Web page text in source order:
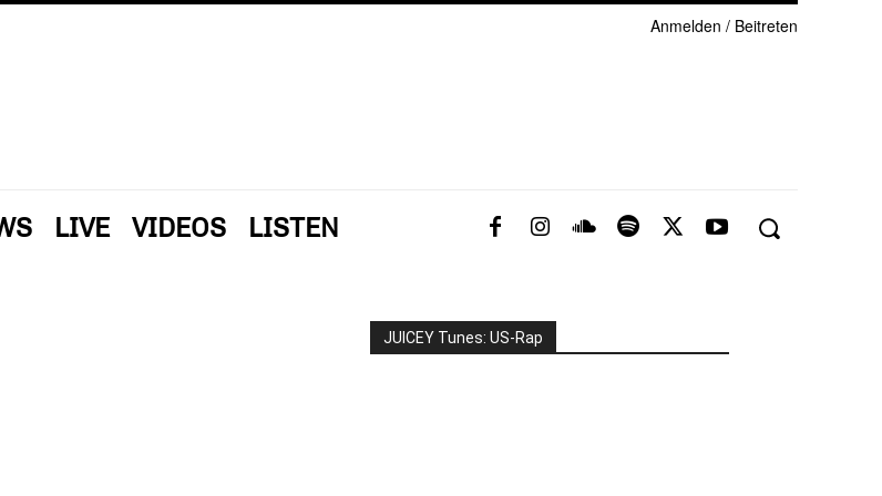
Anmelden / Beitreten
LIVE VIDEOS LISTEN
JUICEY Tunes: US-Rap